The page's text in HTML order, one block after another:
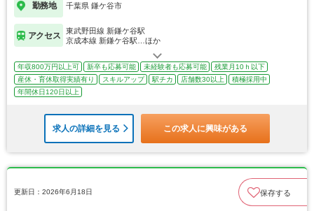
勤務地 千葉県 鎌ケ谷市
アクセス
東武野田線 新鎌ケ谷駅
京成本線 新鎌ケ谷駅…ほか
年収800万円以上可 新卒も応募可能 未経験者も応募可能
残業月10ｈ以下
産休・育休取得実績有り
スキルアップ 駅チカ 店舗数30以上
積極採用中
年間休日120日以上
求人の詳細を見る この求人に興味がある
更新日：2026年6月18日 保存する